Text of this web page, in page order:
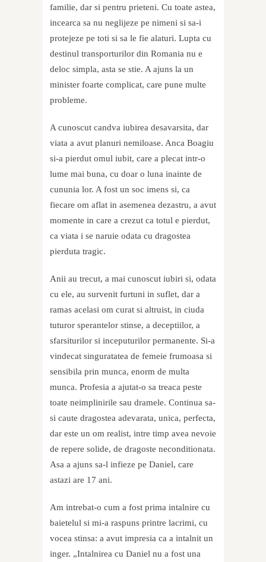
familie, dar si pentru prieteni. Cu toate astea,
incearca sa nu neglijeze pe nimeni si sa-i
protejeze pe toti si sa le fie alaturi. Lupta cu
destinul transporturilor din Romania nu e
deloc simpla, asta se stie. A ajuns la un
minister foarte complicat, care pune multe
probleme.
A cunoscut candva iubirea desavarsita, dar
viata a avut planuri nemiloase. Anca Boagiu
si-a pierdut omul iubit, care a plecat intr-o
lume mai buna, cu doar o luna inainte de
cununia lor. A fost un soc imens si, ca
fiecare om aflat in asemenea dezastru, a avut
momente in care a crezut ca totul e pierdut,
ca viata i se naruie odata cu dragostea
pierduta tragic.
Anii au trecut, a mai cunoscut iubiri si, odata
cu ele, au survenit furtuni in suflet, dar a
ramas acelasi om curat si altruist, in ciuda
tuturor sperantelor stinse, a deceptiilor, a
sfarsiturilor si inceputurilor permanente. Si-a
vindecat singuratatea de femeie frumoasa si
sensibila prin munca, enorm de multa
munca. Profesia a ajutat-o sa treaca peste
toate neimplinirile sau dramele. Continua sa-
si caute dragostea adevarata, unica, perfecta,
dar este un om realist, intre timp avea nevoie
de repere solide, de dragoste neconditionata.
Asa a ajuns sa-l infieze pe Daniel, care
astazi are 17 ani.
Am intrebat-o cum a fost prima intalnire cu
baietelul si mi-a raspuns printre lacrimi, cu
vocea stinsa: a avut impresia ca a intalnit un
inger. „Intalnirea cu Daniel nu a fost una